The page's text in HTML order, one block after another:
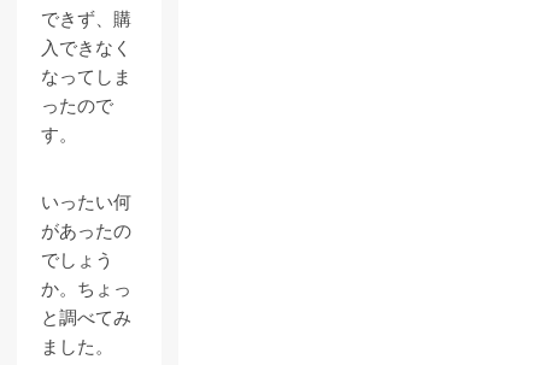
できず、購
入できなく
なってしま
ったので
す。
いったい何
があったの
でしょう
か。ちょっ
と調べてみ
ました。